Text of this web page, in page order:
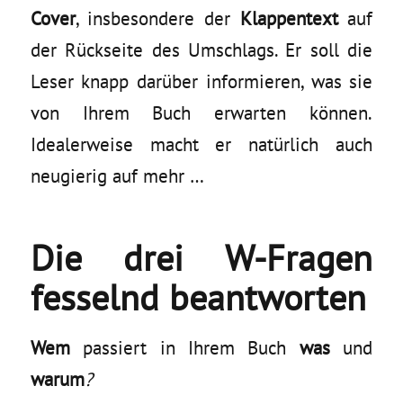
Cover, insbesondere der Klappentextauf
der Rückseite des Umschlags. Er soll die
Leser knapp darüber informieren, was sie
von Ihrem Buch erwarten können.
Idealerweise macht er natürlich auch
neugierig auf mehr …
Die drei W-Fragen
fesselnd beantworten
Wempassiert in Ihrem Buch wasund
warum?